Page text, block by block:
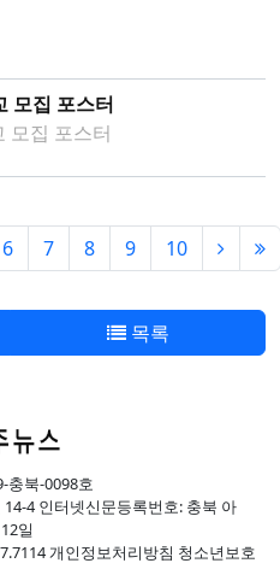
모집 포스터
모집 포스터
6 7 8 9 10
목록
충북-0098호
4 인터넷신문등록번호: 충북 아
일
개인정보처리방침 청소년보호